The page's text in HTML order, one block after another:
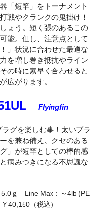
「短竿」をトーナメント
戦やクランクの鬼掛け！
ょう。短く張のあるこの
能。但し、注意点として
」状況に合わせた最適な
を増し巻き抵抗やライン
の時に素早く合わせると
広がります。
Flyingfin
グを楽しむ事！太いブラ
を兼ね備え、クセのある
」が短竿としての棒的感
病みつきになる不思議な
ｇ Line Max：～4lb (PE
（税込）